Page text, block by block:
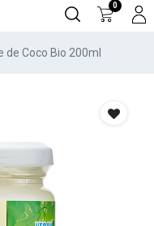
0
de Coco Bio 200ml